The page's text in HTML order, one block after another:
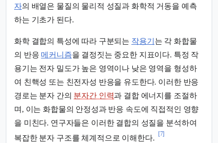
자의 배열은 물질의 물리적 성질과 화학적 거동을 예측
하는 기초가 된다.
화학 결합의 특성에 따라 구분되는 작용기 는 각 화합물
의 반응 메커니즘을 결정짓는 중요한 지표이다. 특정 작
용기는 전자 밀도가 높은 영역이나 낮은 영역을 형성하
여 친핵성 또는 친전자성 반응을 유도한다. 이러한 반응
경로는 분자 간의 분자간 인력과 결합 에너지를 조절하
며, 이는 화합물의 안정성과 반응 속도에 직접적인 영향
을 미친다. 연구자들은 이러한 결합의 성질을 분석하여
복잡한 분자 구조를 체계적으로 이해한다.
[7]